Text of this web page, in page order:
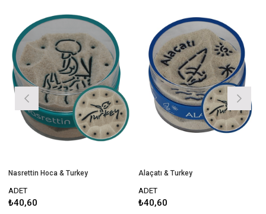
Nasrettin Hoca & Turkey
ADET
₺40,60
Alaçatı & Turkey
ADET
₺40,60